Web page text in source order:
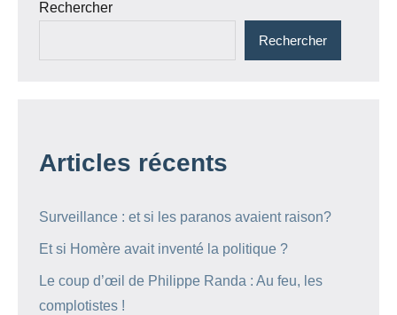
Rechercher
Rechercher
Articles récents
Surveillance : et si les paranos avaient raison?
Et si Homère avait inventé la politique ?
Le coup d’œil de Philippe Randa : Au feu, les
complotistes !